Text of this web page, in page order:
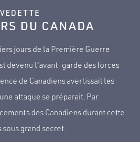
DU CANADA
jours de la Première Guerre
devenu l'avant-garde des forces
de Canadiens avertissait les
attaque se préparait. Par
des Canadiens durant cette
grand secret.